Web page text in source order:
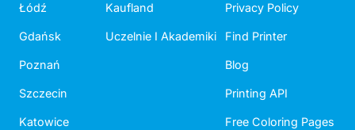
Łódź
Gdańsk
Poznań
Szczecin
Katowice
Kaufland
Uczelnie I Akademiki
Privacy Policy
Find Printer
Blog
Printing API
Free Coloring Pages